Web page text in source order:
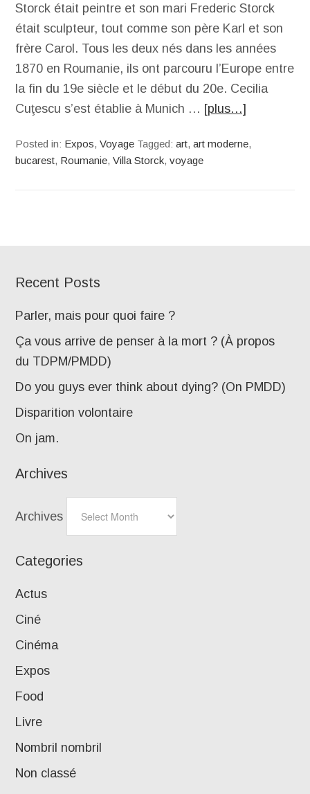
Storck était peintre et son mari Frederic Storck
était sculpteur, tout comme son père Karl et son
frère Carol. Tous les deux nés dans les années
1870 en Roumanie, ils ont parcouru l’Europe entre
la fin du 19e siècle et le début du 20e. Cecilia
Cuţescu s’est établie à Munich … [plus…]
Posted in: Expos,Voyage Tagged:art,art moderne,
bucarest, Roumanie,Villa Storck,voyage
Recent Posts
Parler, mais pour quoi faire ?
Ça vous arrive de penser à la mort ? (À propos
du TDPM/PMDD)
Do you guys ever think about dying? (On PMDD)
Disparition volontaire
On jam.
Archives
Archives
Categories
Actus
Ciné
Cinéma
Expos
Food
Livre
Nombril nombril
Non classé